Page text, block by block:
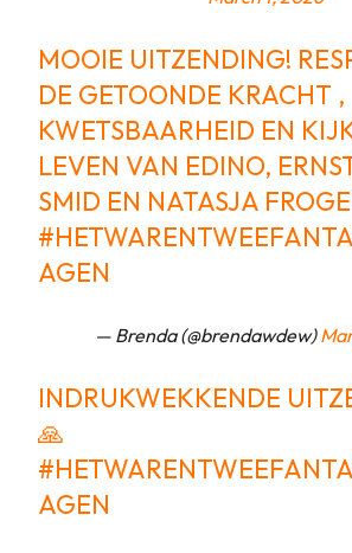
MOOIE UITZENDING!
DE GETOONDE KRACHT ,
KWETSBAARHEID EN
LEVEN VAN EDINO,
SMID EN NATASJA
AGEN
— Brenda (@brendawdew)
INDRUKWEKKENDE
🙏
AGEN